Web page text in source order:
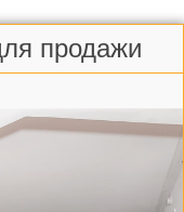
продажи